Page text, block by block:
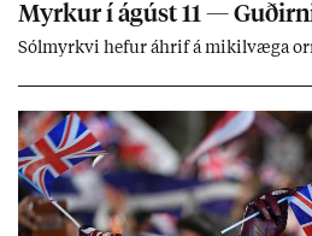
Myrk­ur í ág­úst 11 —
Sól­myrkvi hef­ur áhrif á mik­il­væga